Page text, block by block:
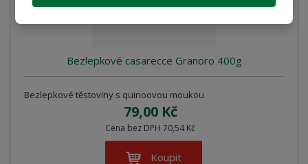
Bezlepkové casarecce Granoro 400g
Bezlepkové těstoviny s quinoovou moukou
79,00 Kč
Cena bez DPH 70,54 Kč
Koupit